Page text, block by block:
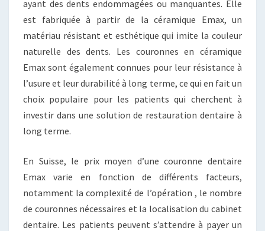
ayant des dents endommagées ou manquantes. Elle
est fabriquée à partir de la céramique Emax, un
matériau résistant et esthétique qui imite la couleur
naturelle des dents. Les couronnes en céramique
Emax sont également connues pour leur résistance à
l’usure et leur durabilité à long terme, ce qui en fait un
choix populaire pour les patients qui cherchent à
investir dans une solution de restauration dentaire à
long terme.
En Suisse, le prix moyen d’une couronne dentaire
Emax varie en fonction de différents facteurs,
notamment la complexité de l’opération , le nombre
de couronnes nécessaires et la localisation du cabinet
dentaire. Les patients peuvent s’attendre à payer un